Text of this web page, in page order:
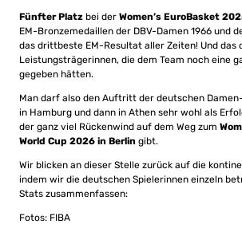
Fünfter Platz bei der Women’s EuroBasket
EM-Bronzemedaillen der DBV-Damen 1966 und
das drittbeste EM-Resultat aller Zeiten! Und das
Leistungsträgerinnen, die dem Team noch eine
gegeben hätten.
Man darf also den Auftritt der deutschen
in Hamburg und dann in Athen sehr wohl als
der ganz viel Rückenwind auf dem Weg zum
World Cup 2026 in Berlin gibt.
Wir blicken an dieser Stelle zurück auf die
indem wir die deutschen Spielerinnen einzeln
Stats zusammenfassen:
Fotos: FIBA